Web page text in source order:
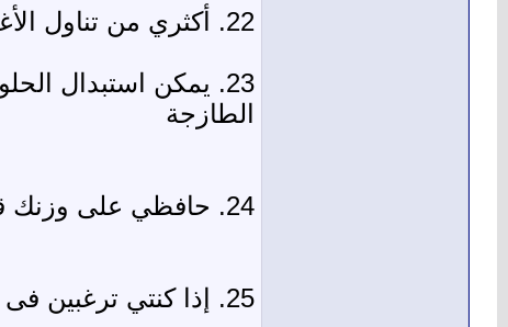
22. أكثري من تناول الأغذية الغنية بالألياف كالفواكه الطازجة و خبز القمح والأرز و البقول
23. يمكن استبدال
الطازجة
24. حافظي على وزنك قريبا من الوزن المثالى لتجنب أمراض المرارة
25. إذا كنتي ترغبين فى إنقاص وزنك تأكدي من أنكِ تتناول الفيتامينات والأملاح المعدنية بكميات مناسبة